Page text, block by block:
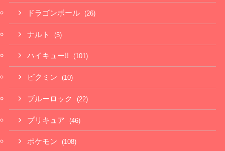
ドラゴンボール (26)
ナルト (5)
ハイキュー!! (101)
ピクミン (10)
ブルーロック (22)
プリキュア (46)
ポケモン (108)